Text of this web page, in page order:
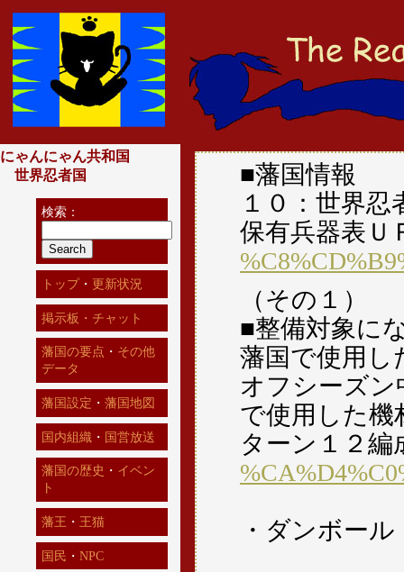
■藩国情報
１０：世界忍
保有兵器表Ｕ
（その１）
■整備対象に
藩国で使用し
オフシーズン
で使用した機
ターン１２編
・ダンボー
にゃんにゃん共和国
世界忍者国
検索：
トップ・ 更新状況
掲示板・チャット
藩国の要点 ・ その他
データ
藩国設定 ・ 藩国地図
国内組織 ・ 国営放送
藩国の歴史 ・ イベン
ト
藩王 ・ 王猫
国民 ・ NPC